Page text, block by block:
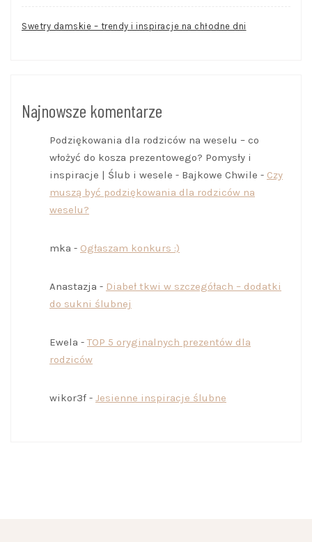
Swetry damskie – trendy i inspiracje na chłodne dni
Najnowsze komentarze
Podziękowania dla rodziców na weselu – co
włożyć do kosza prezentowego? Pomysły i
inspiracje | Ślub i wesele - Bajkowe Chwile - Czy
muszą być podziękowania dla rodziców na
weselu?
mka - Ogłaszam konkurs :)
Anastazja - Diabeł tkwi w szczegółach – dodatki
do sukni ślubnej
Ewela -TOP 5 oryginalnych prezentów dla
rodziców
wikor3f - Jesienne inspiracje ślubne